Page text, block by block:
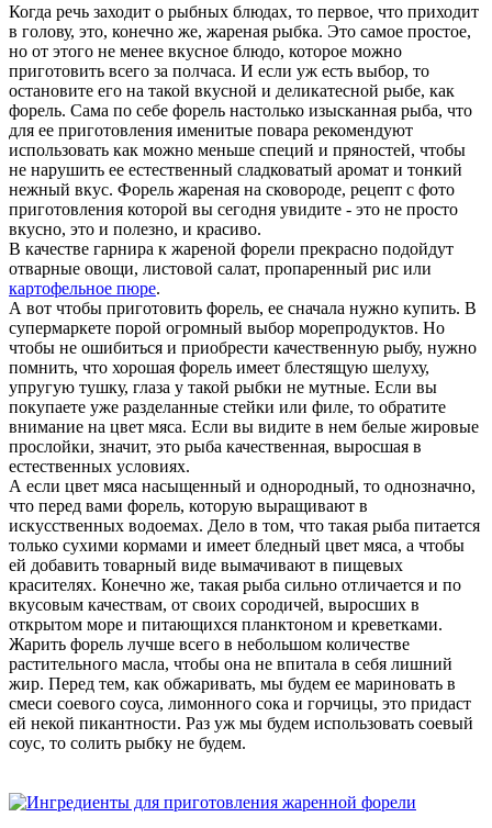
Когда речь заходит о рыбных блюдах, то первое, что приходит
в голову, это, конечно же, жареная рыбка. Это самое простое,
но от этого не менее вкусное блюдо, которое можно
приготовить всего за полчаса. И если уж есть выбор, то
остановите его на такой вкусной и деликатесной рыбе, как
форель. Сама по себе форель настолько изысканная рыба, что
для ее приготовления именитые повара рекомендуют
использовать как можно меньше специй и пряностей, чтобы
не нарушить ее естественный сладковатый аромат и тонкий
нежный вкус. Форель жареная на сковороде, рецепт с фото
приготовления которой вы сегодня увидите - это не просто
вкусно, это и полезно, и красиво.
В качестве гарнира к жареной форели прекрасно подойдут
отварные овощи, листовой салат, пропаренный рис или
картофельное пюре.
А вот чтобы приготовить форель, ее сначала нужно купить. В
супермаркете порой огромный выбор морепродуктов. Но
чтобы не ошибиться и приобрести качественную рыбу, нужно
помнить, что хорошая форель имеет блестящую шелуху,
упругую тушку, глаза у такой рыбки не мутные. Если вы
покупаете уже разделанные стейки или филе, то обратите
внимание на цвет мяса. Если вы видите в нем белые жировые
прослойки, значит, это рыба качественная, выросшая в
естественных условиях.
А если цвет мяса насыщенный и однородный, то однозначно,
что перед вами форель, которую выращивают в
искусственных водоемах. Дело в том, что такая рыба питается
только сухими кормами и имеет бледный цвет мяса, а чтобы
ей добавить товарный виде вымачивают в пищевых
красителях. Конечно же, такая рыба сильно отличается и по
вкусовым качествам, от своих сородичей, выросших в
открытом море и питающихся планктоном и креветками.
Жарить форель лучше всего в небольшом количестве
растительного масла, чтобы она не впитала в себя лишний
жир. Перед тем, как обжаривать, мы будем ее мариновать в
смеси соевого соуса, лимонного сока и горчицы, это придаст
ей некой пикантности. Раз уж мы будем использовать соевый
соус, то солить рыбку не будем.